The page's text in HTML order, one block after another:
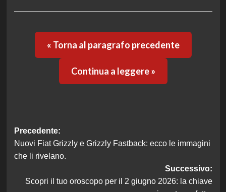
« Torna al paragrafo precedente
Continua a leggere »
Navigazione
articolo
Precedente:
Nuovi Fiat Grizzly e Grizzly Fastback: ecco le immagini
che li rivelano.
Successivo:
Scopri il tuo oroscopo per il 2 giugno 2026: la chiave